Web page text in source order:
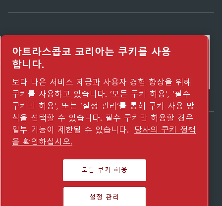
Atlas Copco Group이 어떻게 기술로 미래를
Atlas Copco Group 웹사이트 방문하기
Atlas Copco Group 그룹사
© 2026 Copyright. All rights reserved.
아트라스콥코 코리아는 쿠키를 사용
합니다.
보다 나은 서비스 제공과 사용자 경험 향상을 위해
쿠키를 사용하고 있습니다. ‘모든 쿠키 허용’, ‘필수
쿠키만 허용’, 또는 ‘설정 관리’를 통해 쿠키 사용 방
식을 선택할 수 있습니다. 필수 쿠키만 허용할 경우
일부 기능이 제한될 수 있습니다.
당사의 쿠키 정책
을 확인하십시오.
모든 쿠키 허용
설정 관리